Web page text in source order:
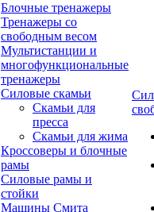
Блочные тренажеры
Тренажеры со
свободным весом
Мультистанции и
многофункциональные
тренажеры
Силовые скамьи
Скамьи для
пресса
Скамьи для жима
Кроссоверы и блочные
рамы
Силовые рамы и
стойки
Машины Смита